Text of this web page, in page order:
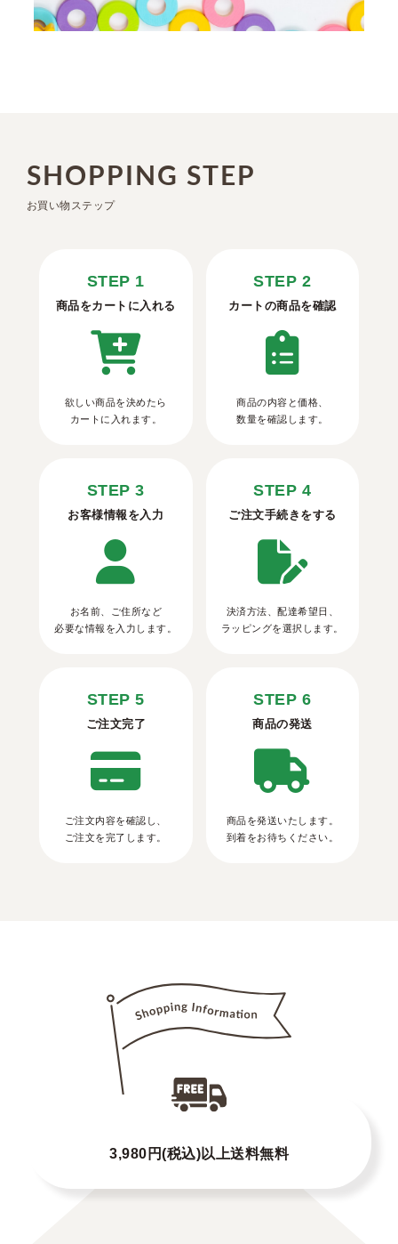
SHOPPING STEP
お買い物ステップ
STEP 1
商品をカートに入れる
欲しい商品を決めたら
カートに入れます。
STEP 2
カートの商品を確認
商品の内容と価格、
数量を確認します。
STEP 3
お客様情報を入力
お名前、ご住所など
必要な情報を入力します。
STEP 4
ご注文手続きをする
決済方法、配達希望日、
ラッピングを選択します。
STEP 5
ご注文完了
ご注文内容を確認し、
ご注文を完了します。
STEP 6
商品の発送
商品を発送いたします。
到着をお待ちください。
3,980円(税込)以上送料無料